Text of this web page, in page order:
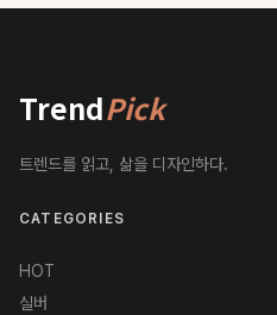
TrendPick
트렌드를 읽고, 삶을 디자인하다.
CATEGORIES
HOT
실버